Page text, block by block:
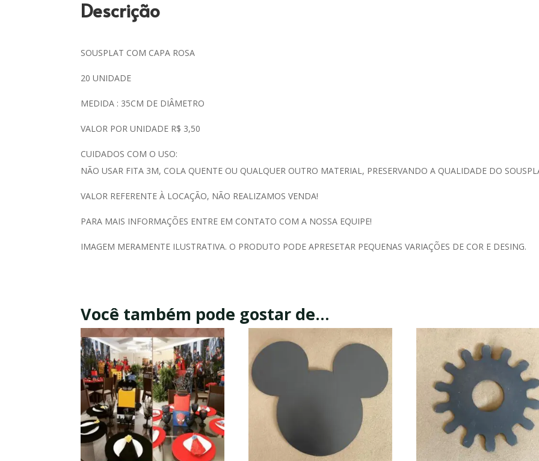
Descrição
SOUSPLAT COM CAPA ROSA
20 UNIDADE
MEDIDA : 35CM DE DIÂMETRO
VALOR POR UNIDADE R$ 3,50
CUIDADOS COM O USO:
NÃO USAR FITA 3M, COLA QUENTE OU QUALQUER OUTRO MATERIAL, PRESERVANDO A QUALIDADE DO
VALOR REFERENTE À LOCAÇÃO, NÃO REALIZAMOS VENDA!
PARA MAIS INFORMAÇÕES ENTRE EM CONTATO COM A NOSSA EQUIPE!
IMAGEM MERAMENTE ILUSTRATIVA. O PRODUTO PODE APRESETAR PEQUENAS VARIAÇÕES DE COR E DESING.
Você também pode gostar de…